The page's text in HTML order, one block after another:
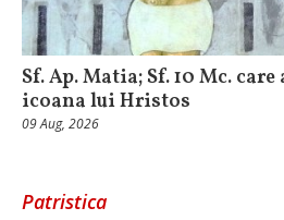
Sf. Ap. Matia; Sf. 10 Mc.
icoana lui Hristos
09 Aug, 2026
Patristica